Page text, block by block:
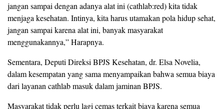
jangan sampai dengan adanya alat ini (cathlab:red) kita tidak
menjaga kesehatan. Intinya, kita harus utamakan pola hidup sehat,
jangan sampai karena alat ini, banyak masyarakat
menggunakannya,” Harapnya.
Sementara, Deputi Direksi BPJS Kesehatan, dr. Elsa Novelia,
dalam kesempatan yang sama menyampaikan bahwa semua biaya
dari layanan cathlab masuk dalam jaminan BPJS.
Masyarakat tidak perlu lagi cemas terkait biaya karena semua